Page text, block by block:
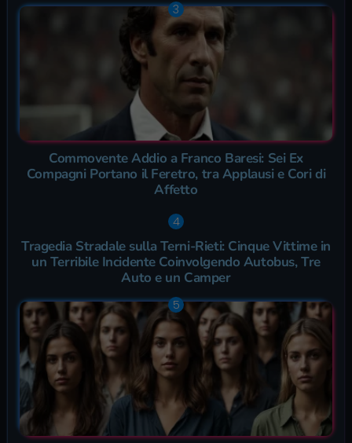
Commovente Addio a Franco Baresi: Sei Ex
Compagni Portano il Feretro, tra Applausi e Cori di
Affetto
Tragedia Stradale sulla Terni-Rieti: Cinque Vittime in
un Terribile Incidente Coinvolgendo Autobus, Tre
Auto e un Camper